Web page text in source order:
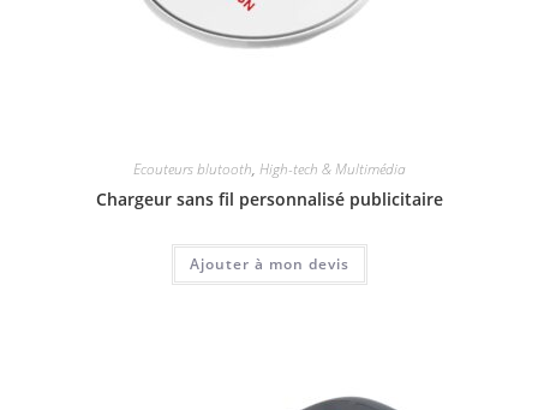
Ecouteurs blutooth, High-tech & Multimédia
Chargeur sans fil personnalisé publicitaire
Ajouter à mon devis